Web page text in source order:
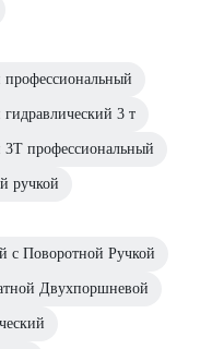
3 т
профессиональный
ручкой
с Поворотной Ручкой
Двухпоршневой